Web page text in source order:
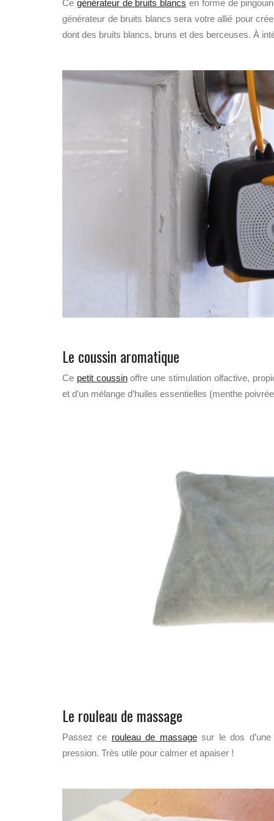
Ce générateur de bruits blancs en forme de
générateur de bruits blancs sera votre allié pour
dont des bruits blancs, bruns et des berceuses. À
Le coussin aromatique
Ce petit coussinoffre une stimulation olfactive,
et d’un mélange d’huiles essentielles (menthe
Le rouleau de massage
Passez ce rouleau de massagesur le dos d’une
pression. Très utile pour calmer et apaiser !